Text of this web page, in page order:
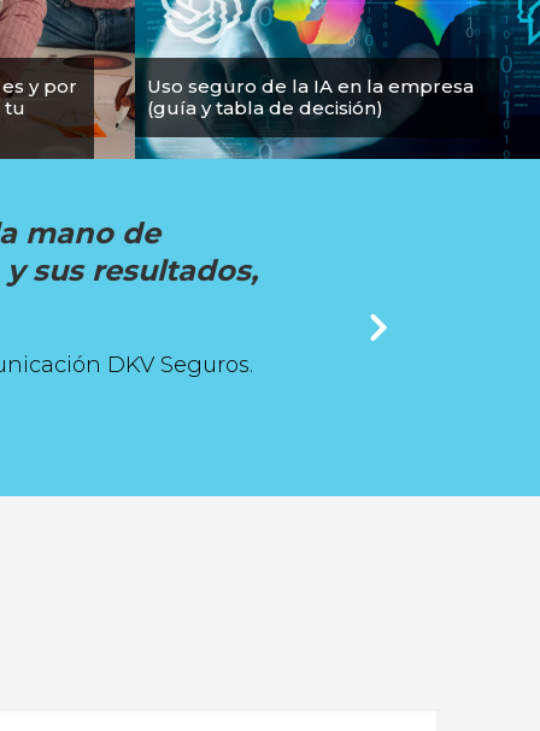
y por
tu
Uso seguro de la IA en la empresa
(guía y tabla de decisión)
mano de
sus resultados,
DKV Seguros.